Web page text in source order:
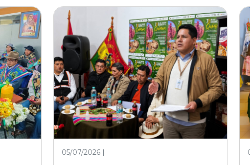
05/07/2026 |